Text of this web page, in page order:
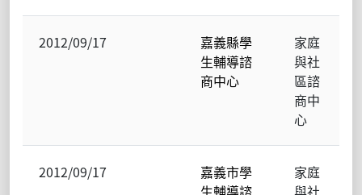
2012/09/17
嘉義縣學
生輔導諮
商中心
家庭
與社
區諮
商中
心
2012/09/17
嘉義市學
生輔導諮
家庭
與社